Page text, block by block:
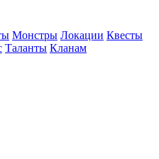
Монстры Локации Квесты
Таланты Кланам